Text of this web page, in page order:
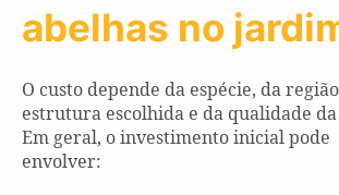
abelhas no
O custo depende da espécie, da
estrutura escolhida e da qualidade
Em geral, o investimento inicial pode
envolver: